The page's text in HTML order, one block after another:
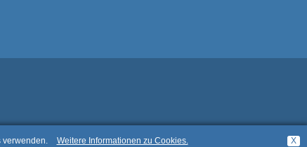
X
verwenden. Weitere Informationen zu Cookies.